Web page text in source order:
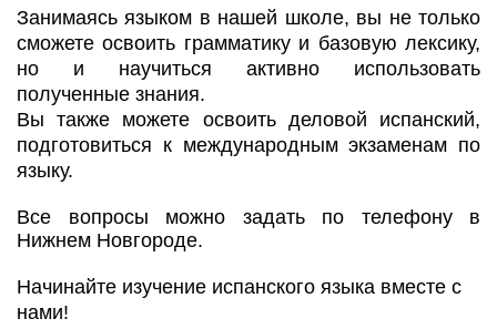
Занимаясь языком в нашей школе, вы не только
сможете освоить грамматику и базовую лексику,
но и научиться активно использовать
полученные знания.
Вы также можете освоить деловой испанский,
подготовиться к международным экзаменам по
языку.
Все вопросы можно задать по телефону в
Нижнем Новгороде.
Начинайте изучение испанского языка вместе с
нами!